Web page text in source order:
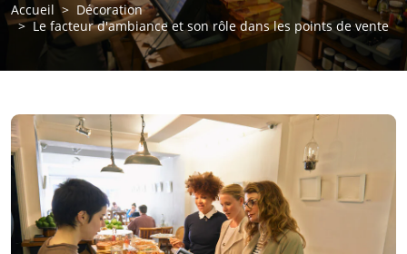
Accueil
Décoration
Le facteur d'ambiance et son rôle dans les points de vente